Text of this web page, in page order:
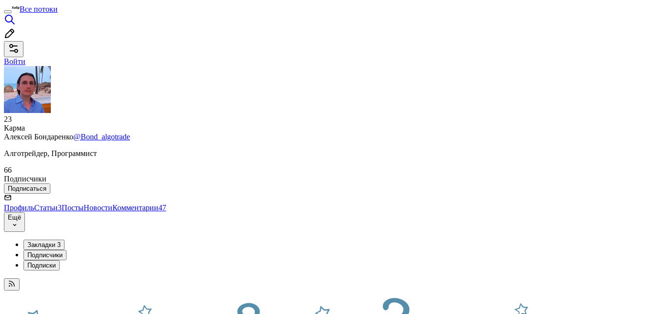
Все потоки
Войти
23
Карма
Алексей Бондаренко@Bond_algotrade
Алготрейдер, Программист
66
Подписчики
Подписаться
ПрофильСтатьи3ПостыНовостиКомментарии47
Ещё
Закладки 3
Подписчики
Подписки